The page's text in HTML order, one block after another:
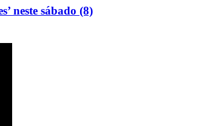
neste sábado (8)